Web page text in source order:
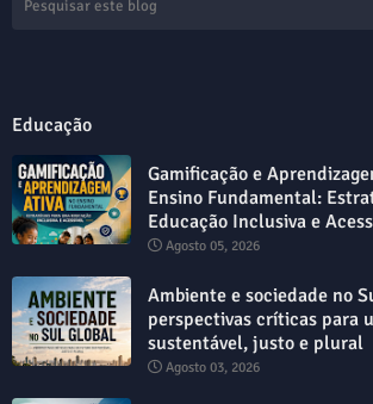
Educação
Gamificação e
Ensino Fundamental:
Educação Inclusiva e
Agosto 05, 2026
Ambiente e sociedade no
perspectivas críticas para
sustentável, justo e plural
Agosto 03, 2026